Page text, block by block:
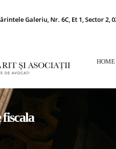
Galeriu, Nr. 6C, Et 1, Sector 2,
HOME
fiscala